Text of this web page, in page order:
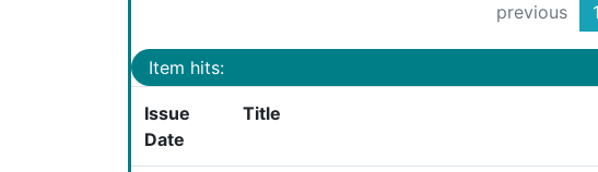
previous 1
Item hits:
Issue
Date
Title